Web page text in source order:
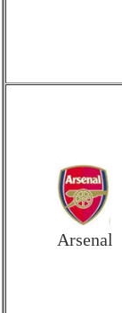
Arsenal